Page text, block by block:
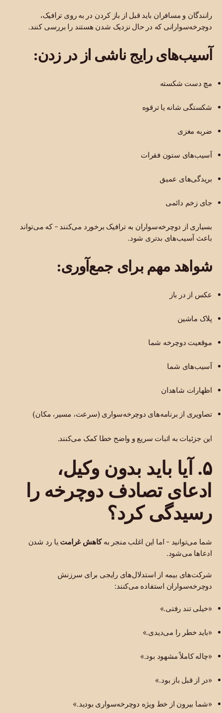
رانندگان و مسافران باید قبل از باز کردن در به روی ترافیک،
دوچرخه‌سوارانی که در حال نزدیک شدن هستند را بررسی کنند.
آسیب‌های رایج ناشی از در زدن:
مچ دست شکسته
شکستگی شانه یا ترقوه
ضربه مغزی
آسیب‌های ستون فقرات
بریدگی‌های عمیق
جای زخم دائمی
بسیاری از دوچرخه‌سواران به ترافیک برخورد می‌کنند - که می‌تواند
باعث آسیب‌های بدتری شود.
شواهد مهم برای جمع‌آوری:
عکس از در باز
پلاک ماشین
موقعیت دوچرخه شما
آسیب‌های شما
اظهارات شاهدان
تصاویری از برنامه‌های دوچرخه‌سواری (سرعت، مسیر، مکان)
این جزئیات به اثبات سریع و واضح خطا کمک می‌کنند.
۵. آیا باید بدون وکیل،
ادعای تصادف دوچرخه را
رسیدگی کرد؟
شما می‌توانید - اما این اغلب منجر بهکاهش غرامت یا رد شدن
ادعاها می‌شود.
شرکت‌های بیمه از استدلال‌های رایجی برای سرزنش
دوچرخه‌سواران استفاده می‌کنند:
«خیلی تند رفتی.»
«باید خطر را می‌دیدی.»
«چاله کاملاً مشهود بود.»
«در از قبل باز بود.»
«شما بیرون از خط ویژه دوچرخه‌سواری بودید.»